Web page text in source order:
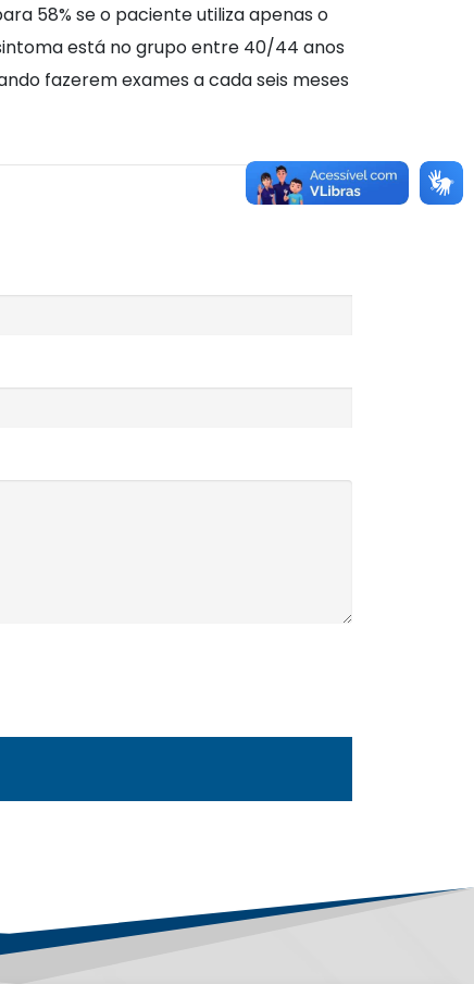
58% se o paciente utiliza apenas o
está no grupo entre 40/44 anos
fazerem exames a cada seis meses